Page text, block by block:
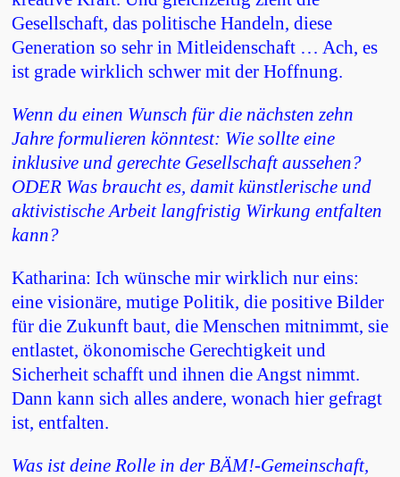
Gesellschaft, das politische Handeln, diese
Generation so sehr in Mitleidenschaft … Ach, es
ist grade wirklich schwer mit der Hoffnung.
Wenn du einen Wunsch für die nächsten zehn
Jahre formulieren könntest: Wie sollte eine
inklusive und gerechte Gesellschaft aussehen?
ODER Was braucht es, damit künstlerische und
aktivistische Arbeit langfristig Wirkung entfalten
kann?
Katharina: Ich wünsche mir wirklich nur eins:
eine visionäre, mutige Politik, die positive Bilder
für die Zukunft baut, die Menschen mitnimmt, sie
entlastet, ökonomische Gerechtigkeit und
Sicherheit schafft und ihnen die Angst nimmt.
Dann kann sich alles andere, wonach hier gefragt
ist, entfalten.
Was ist deine Rolle in der BÄM!-Gemeinschaft,